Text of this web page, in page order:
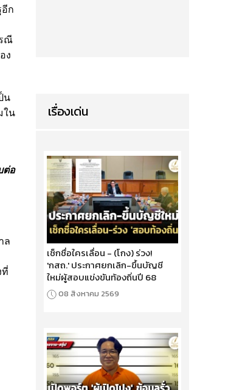
อีก
ณี
ง
น
ใน
ต่อ
ล​
ที่
เรื่องเด่น
เช็กชื่อใครเลื่อน - (โกง) ร่วง!
'กสถ.' ประกาศยกเลิก-ขึ้นบัญชี
ใหม่ผู้สอบแข่งขันท้องถิ่นปี 68
08 สิงหาคม 2569